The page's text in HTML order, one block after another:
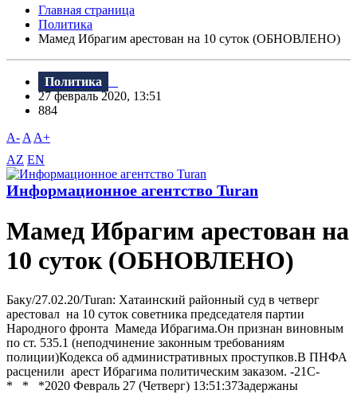
Главная страница
Политика
Мамед Ибрагим арестован на 10 суток (ОБНОВЛЕНО)
Политика
27 февраль 2020, 13:51
884
A- A A+
AZ EN
Информационное агентство Turan
Мамед Ибрагим арестован на
10 суток (ОБНОВЛЕНО)
Баку/27.02.20/Turan: Хатаинский районный суд в четверг
арестовал на 10 суток советника председателя партии
Народного фронта Мамеда Ибрагима.Он признан виновным
по ст. 535.1 (неподчинение законным требованиям
полиции)Кодекса об административных проступков.В ПНФА
расценили арест Ибрагима политическим заказом. -21С-
* * *2020 Февраль 27 (Четверг) 13:51:37Задержаны